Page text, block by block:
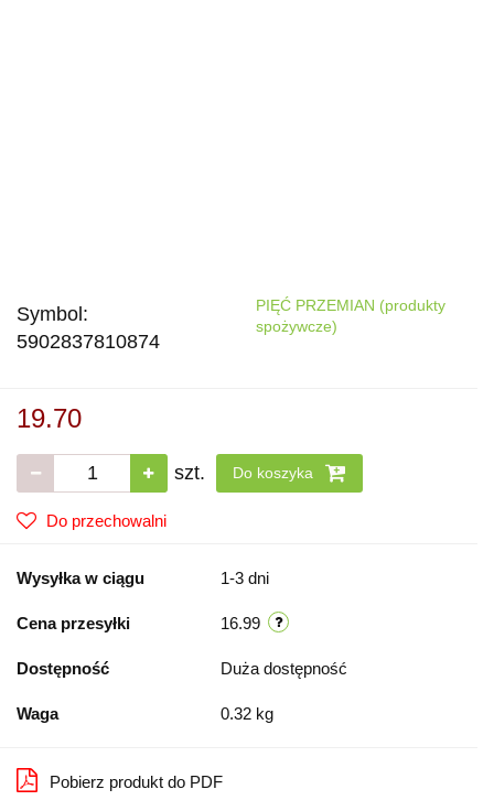
Symbol:
5902837810874
PIĘĆ PRZEMIAN (produkty
spożywcze)
19.70
szt. Do koszyka
Do przechowalni
Wysyłka w ciągu 1-3 dni
Cena przesyłki 16.99
Dostępność Duża dostępność
Waga 0.32 kg
Pobierz produkt do PDF